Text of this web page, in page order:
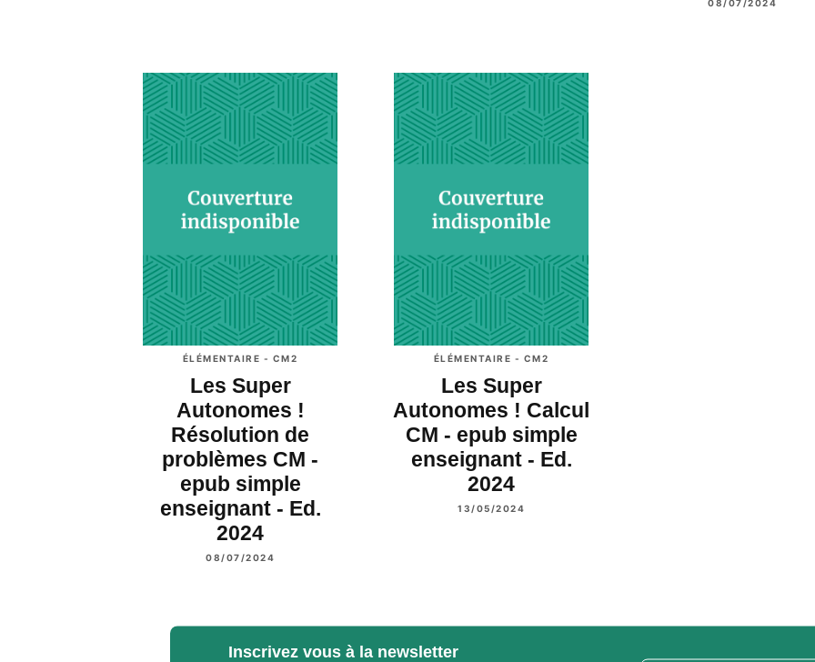
08/07/2024
ÉLÉMENTAIRE - CM2
Les Super
Autonomes !
Résolution de
problèmes CM -
epub simple
enseignant - Ed.
2024
08/07/2024
ÉLÉMENTAIRE - CM2
Les Super
Autonomes ! Calcul
CM - epub simple
enseignant - Ed.
2024
13/05/2024
Inscrivez vous à la newsletter